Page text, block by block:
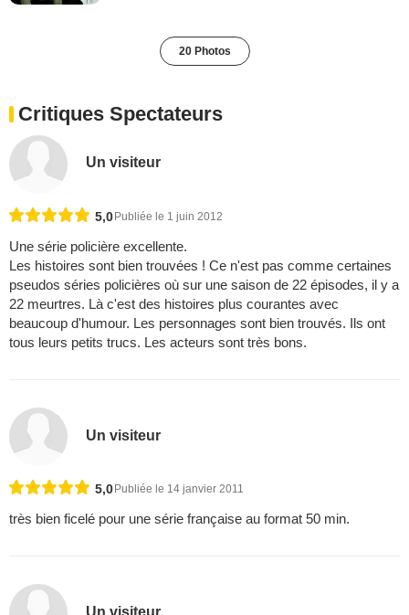
20 Photos
Critiques Spectateurs
Un visiteur
5,0 Publiée le 1 juin 2012
Une série policière excellente.
Les histoires sont bien trouvées ! Ce n'est pas comme certaines
pseudos séries policières où sur une saison de 22 épisodes, il y a
22 meurtres. Là c'est des histoires plus courantes avec
beaucoup d'humour. Les personnages sont bien trouvés. Ils ont
tous leurs petits trucs. Les acteurs sont très bons.
Un visiteur
5,0 Publiée le 14 janvier 2011
très bien ficelé pour une série française au format 50 min.
Un visiteur